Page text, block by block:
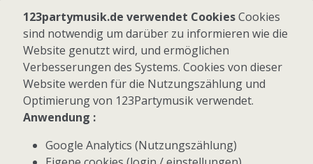
Folgen Sie uns
Facebook
Instagram
© 2026 123Partymusik.de - Alle Rechte vorbehalten
123partymusik.de verwendet CookiesCookies
sind notwendig um darüber zu informieren wie die
Website genutzt wird, und ermöglichen
Verbesserungen des Systems. Cookies von dieser
Website werden für die Nutzungszählung und
Optimierung von 123Partymusik verwendet.
Anwendung :
Google Analytics (Nutzungszählung)